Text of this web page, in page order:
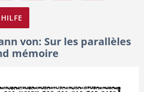
HILFE
von: Sur les parallèles
mémoire